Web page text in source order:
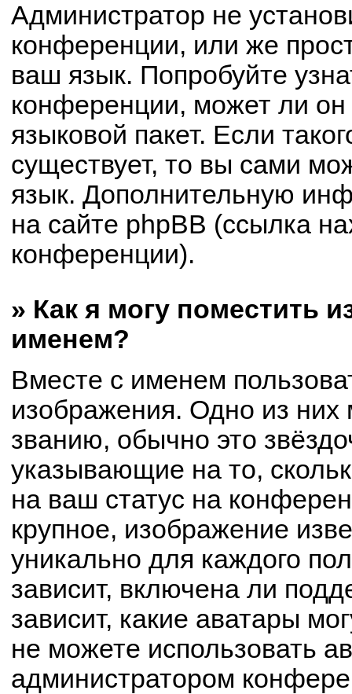
Администратор не
конференции, или же
ваш язык. Попробуйте
конференции, может ли
языковой пакет. Если
существует, то вы сами
язык. Дополнительную
на сайте phpBB (ссылка
конференции).
» Как я могу поместить
именем?
Вместе с именем
изображения. Одно из них
званию, обычно это
указывающие на то,
на ваш статус на
крупное, изображение
уникально для каждого
зависит, включена ли
зависит, какие аватары
не можете использовать
администратором